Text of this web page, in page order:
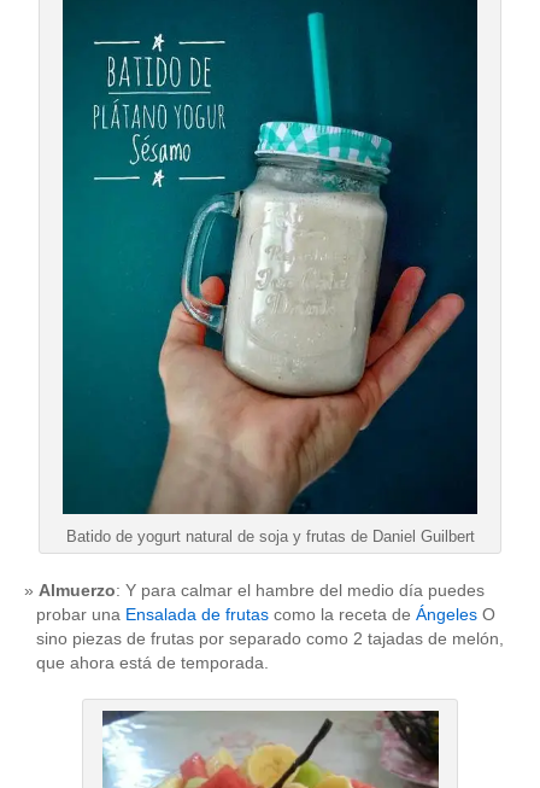
(312)
" ALT="RSS" /> SUSCRÍBETE
ADMINISTRAR
Batido de yogurt natural de soja y frutas de Daniel Guilbert
Almuerzo: Y para calmar el hambre del medio día puedes
probar una Ensalada de frutas como la receta de Ángeles O
sino piezas de frutas por separado como 2 tajadas de melón,
que ahora está de temporada.